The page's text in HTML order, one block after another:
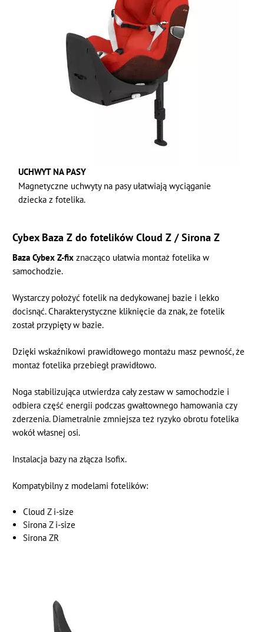
UCHWYT NA PASY
Magnetyczne uchwyty na pasy ułatwiają wyciąganie
dziecka z fotelika.
Cybex Baza Z do fotelików Cloud Z / Sirona Z
Baza Cybex Z-fix znacząco ułatwia montaż fotelika w
samochodzie.
Wystarczy położyć fotelik na dedykowanej bazie i lekko
docisnąć. Charakterystyczne kliknięcie da znak, że fotelik
został przypięty w bazie.
Dzięki wskaźnikowi prawidłowego montażu masz pewność, że
montaż fotelika przebiegł prawidłowo.
Noga stabilizująca utwierdza cały zestaw w samochodzie i
odbiera część energii podczas gwałtownego hamowania czy
zderzenia. Diametralnie zmniejsza też ryzyko obrotu fotelika
wokół własnej osi.
Instalacja bazy na złącza Isofix.
Kompatybilny z modelami fotelików:
Cloud Z i-size
Sirona Z i-size
Sirona ZR